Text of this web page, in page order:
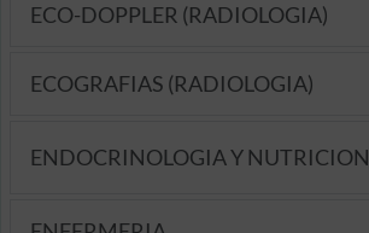
ECO-DOPPLER (RADIOLOGIA)
ECOGRAFIAS (RADIOLOGIA)
ENDOCRINOLOGIA Y NUTRICION